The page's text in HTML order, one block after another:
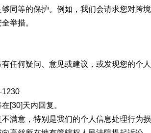
同等的保护。例如，我们会请求您对跨
举措。
任何疑问、意见或建议，或发现您的个
1230
[30]天内回复。
满意，特别是我们的个人信息处理行为